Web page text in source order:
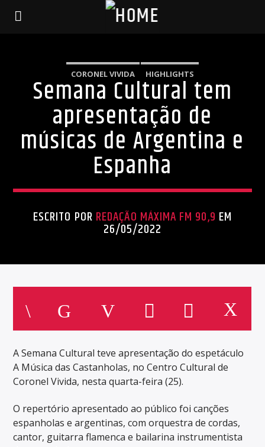
CORONEL VIVIDA HIGHLIGHTS
Semana Cultural tem
apresentação de
músicas de Argentina e
Espanha
ESCRITO POR REDAÇÃO MÁXIMA FM 90,9 EM
26/05/2022
A Semana Cultural teve apresentação do espetáculo
A Música das Castanholas, no Centro Cultural de
Coronel Vivida, nesta quarta-feira (25).
O repertório apresentado ao público foi canções
espanholas e argentinas, com orquestra de cordas,
cantor, guitarra flamenca e bailarina instrumentista